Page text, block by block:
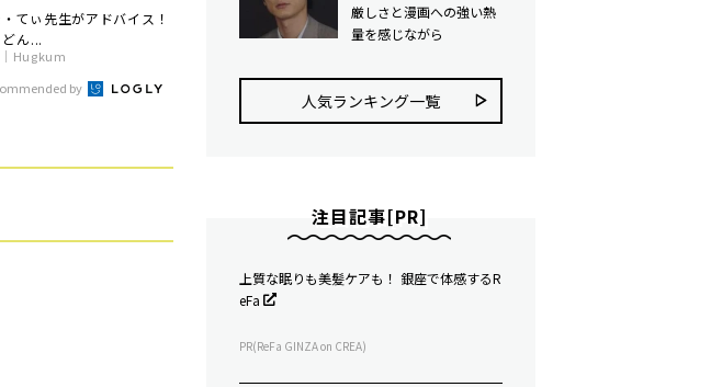
てぃ先生がアドバイス！
ん...
Hugkum
by
厳しさと漫画への強い熱
量を感じながら
人気ランキング⼀覧
注目記事[PR]
上質な眠りも美髪ケアも！ 銀座で体感するR
eFa
PR(ReFa GINZA on CREA)